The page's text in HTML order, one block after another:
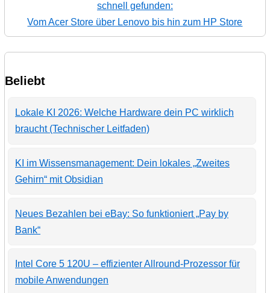
schnell gefunden:
Vom Acer Store über Lenovo bis hin zum HP Store
Beliebt
Lokale KI 2026: Welche Hardware dein PC wirklich
braucht (Technischer Leitfaden)
KI im Wissensmanagement: Dein lokales „Zweites
Gehirn“ mit Obsidian
Neues Bezahlen bei eBay: So funktioniert „Pay by
Bank“
Intel Core 5 120U – effizienter Allround-Prozessor für
mobile Anwendungen